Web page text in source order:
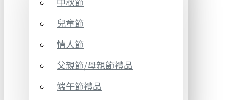
兒童節
情人節
父親節/母親節禮品
端午節禮品